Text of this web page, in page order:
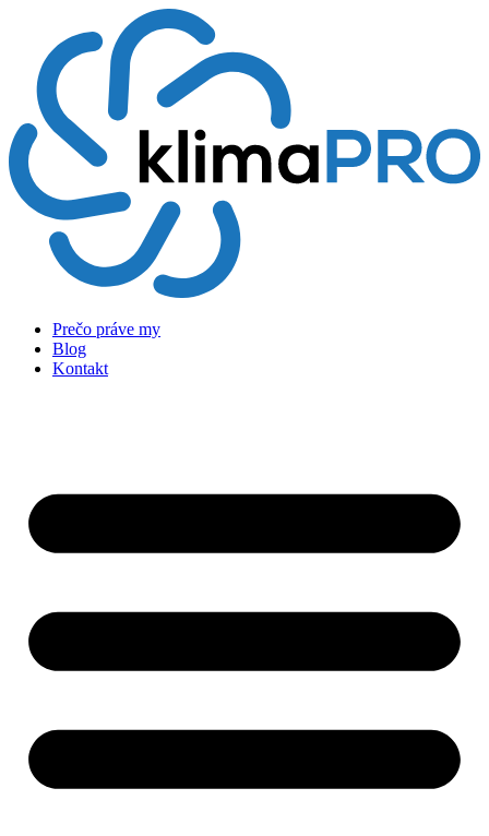
obsah
Prečo práve my
Blog
Kontakt